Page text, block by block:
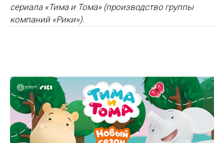
сериала «Тима и Тома» (производство группы
компаний «Рики»).